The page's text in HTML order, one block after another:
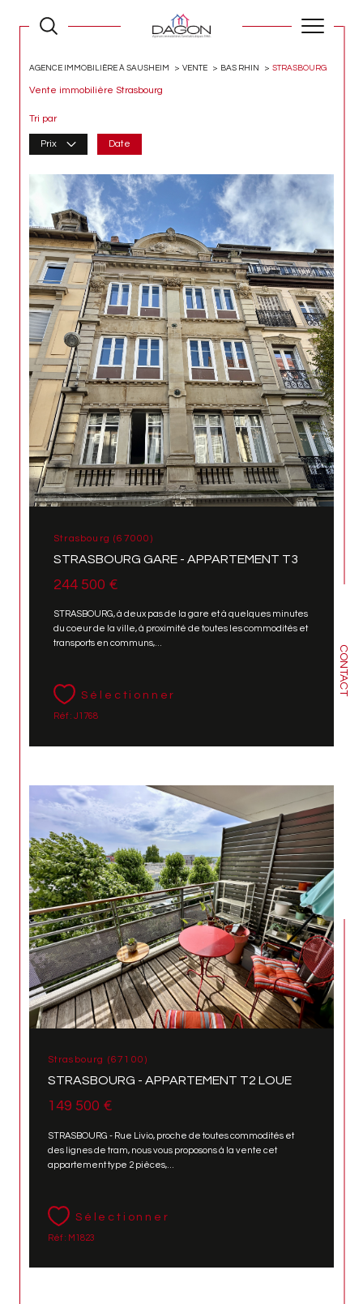
CONTACT
AGENCE IMMOBILIÈRE À SAUSHEIM VENTE BAS RHIN STRASBOURG
Vente immobilière Strasbourg
Tri par
Prix Date
Strasbourg (67000)
STRASBOURG GARE - APPARTEMENT T3
244 500 €
STRASBOURG, à deux pas de la gare et à quelques minutes
du coeur de la ville, à proximité de toutes les commodités et
transports en communs,...
Sélectionner
Réf : J1768
Strasbourg (67100)
STRASBOURG - APPARTEMENT T2 LOUE
149 500 €
STRASBOURG - Rue Livio, proche de toutes commodités et
des lignes de tram, nous vous proposons à la vente cet
appartement type 2 pièces,...
Sélectionner
Réf : M1823